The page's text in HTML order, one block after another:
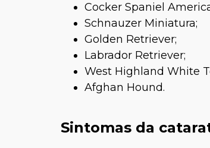
Cocker Spaniel
Schnauzer Miniatura;
Golden Retriever;
Labrador Retriever;
West Highland White
Afghan Hound.
Sintomas da